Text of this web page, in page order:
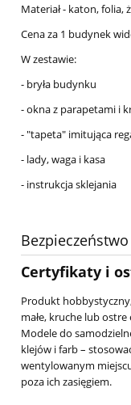
Materiał - katon, folia,
Cena za 1 budynek
W zestawie:
- bryła budynku
- okna z parapetami i
- "tapeta" imitująca
- lady, waga i kasa
- instrukcja sklejania
Bezpieczeństwo
Certyfikaty i
Produkt
małe, kruche lub
Modele do
klejów i farb –
wentylowanym
poza ich zasięgiem.